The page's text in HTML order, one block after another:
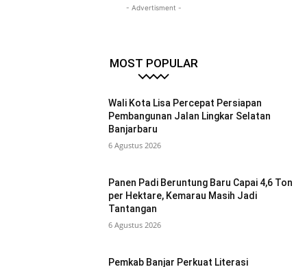
- Advertisment -
MOST POPULAR
Wali Kota Lisa Percepat Persiapan
Pembangunan Jalan Lingkar Selatan
Banjarbaru
6 Agustus 2026
Panen Padi Beruntung Baru Capai 4,6 Ton
per Hektare, Kemarau Masih Jadi
Tantangan
6 Agustus 2026
Pemkab Banjar Perkuat Literasi